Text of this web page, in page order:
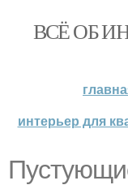
ВСЁ ОБ
интерьер для